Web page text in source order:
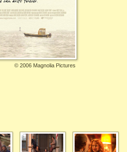
© 2006 Magnolia Pictures